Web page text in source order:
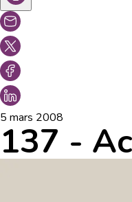
5 mars 2008
137 -